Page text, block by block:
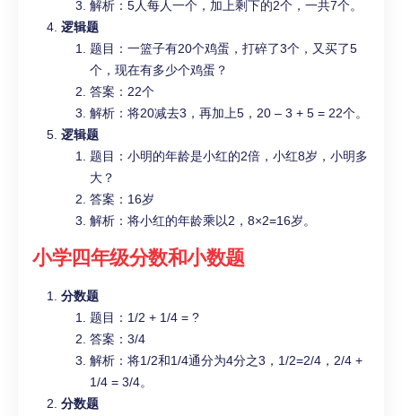
解析：5人每人一个，加上剩下的2个，一共7个。
逻辑题
题目：一篮子有20个鸡蛋，打碎了3个，又买了5
个，现在有多少个鸡蛋？
答案：22个
解析：将20减去3，再加上5，20 – 3 + 5 = 22个。
逻辑题
题目：小明的年龄是小红的2倍，小红8岁，小明多
大？
答案：16岁
解析：将小红的年龄乘以2，8×2=16岁。
小学四年级分数和小数题
分数题
题目：1/2 + 1/4 = ?
答案：3/4
解析：将1/2和1/4通分为4分之3，1/2=2/4，2/4 +
1/4 = 3/4。
分数题